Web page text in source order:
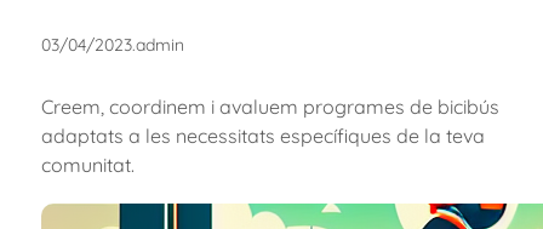
03/04/2023.admin
Creem, coordinem i avaluem programes de bicibús
adaptats a les necessitats específiques de la teva
comunitat.